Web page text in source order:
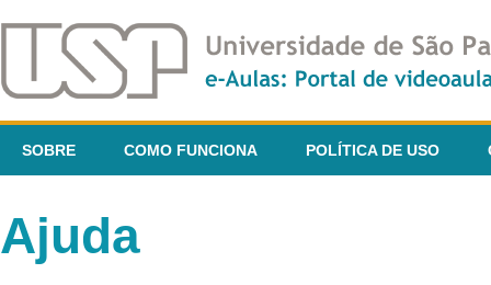
SOBRE COMO FUNCIONA POLÍTICA DE USO
Ajuda